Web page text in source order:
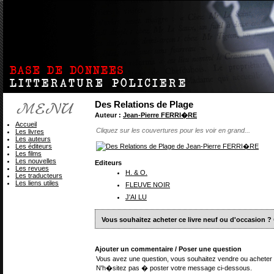
Des Relations de Plage
Auteur : Jean-Pierre FERRI�RE
Cliquez sur les couvertures pour les voir en grand...
Editeurs
H. & O.
FLEUVE NOIR
J'AI LU
Vous souhaitez acheter ce livre neuf ou d'occasion ?
Ajouter un commentaire / Poser une question
Vous avez une question, vous souhaitez vendre ou
N'h�sitez pas � poster votre message ci-dessous.
Accueil
Les livres
Les auteurs
Les éditeurs
Les films
Les nouvelles
Les revues
Les traducteurs
Les liens utiles